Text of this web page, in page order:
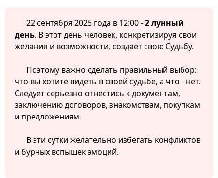
22 сентября 2025 года в 12:00 -2 лунный
день. В этот день человек, конкретизируя свои
желания и возможности, создает свою Судьбу.
Поэтому важно сделать правильный выбор:
что вы хотите видеть в своей судьбе, а что - нет.
Следует серьезно отнестись к документам,
заключению договоров, знакомствам, покупкам
и предложениям.
В эти сутки желательно избегать конфликтов
и бурных вспышек эмоций.